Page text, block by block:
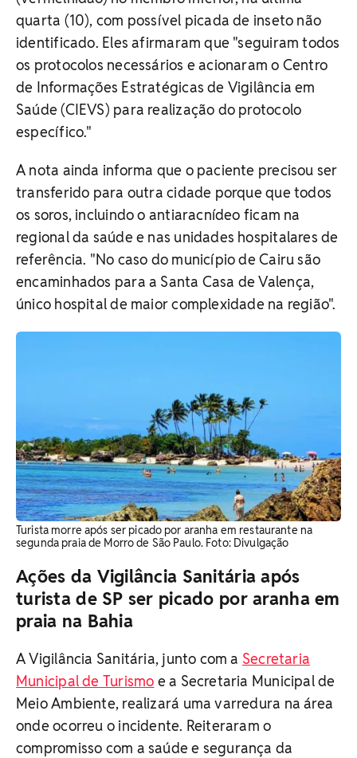
quarta (10), com possível picada de inseto não
identificado. Eles afirmaram que "seguiram todos
os protocolos necessários e acionaram o Centro
de Informações Estratégicas de Vigilância em
Saúde (CIEVS) para realização do protocolo
específico."
A nota ainda informa que o paciente precisou ser
transferido para outra cidade porque que todos
os soros, incluindo o antiaracnídeo ficam na
regional da saúde e nas unidades hospitalares de
referência. "No caso do município de Cairu são
encaminhados para a Santa Casa de Valença,
único hospital de maior complexidade na região".
Turista morre após ser picado por aranha em restaurante na
segunda praia de Morro de São Paulo. Foto: Divulgação
Ações da Vigilância Sanitária após
turista de SP ser picado por aranha em
praia na Bahia
A Vigilância Sanitária, junto com a Secretaria
Municipal de Turismo e a Secretaria Municipal de
Meio Ambiente, realizará uma varredura na área
onde ocorreu o incidente. Reiteraram o
compromisso com a saúde e segurança da